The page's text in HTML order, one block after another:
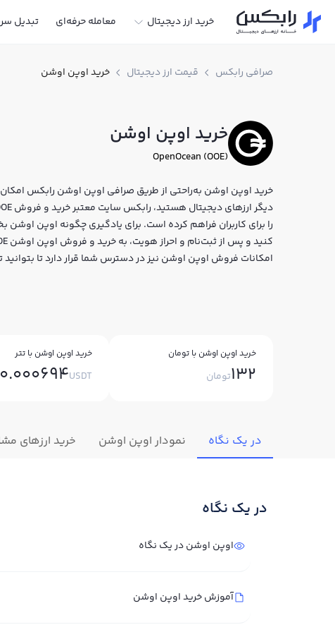
خرید ارز دیجیتال معامله حرفه‌ای تبدیل
صرافی رابکس قیمت ارز دیجیتال خرید اوپن اوشن
خرید اوپن اوشن
OpenOcean (OOE)
خرید اوپن اوشن به‌راحتی از طریق صرافی اوپن اوشن رابکس
را برای کاربران فراهم کرده است. برای یادگیری چگونه اوپن
امکانات فروش اوپن اوشن نیز در دسترس شما قرار دارد تا
خرید اوپن اوشن با تومان
132تومان
خرید اوپن اوشن با تتر
0.000694USDT
در یک نگاه نمودار اوپن اوشن خرید ارزهای
در یک نگاه
اوپن اوشن در یک نگاه
آموزش خرید اوپن اوشن